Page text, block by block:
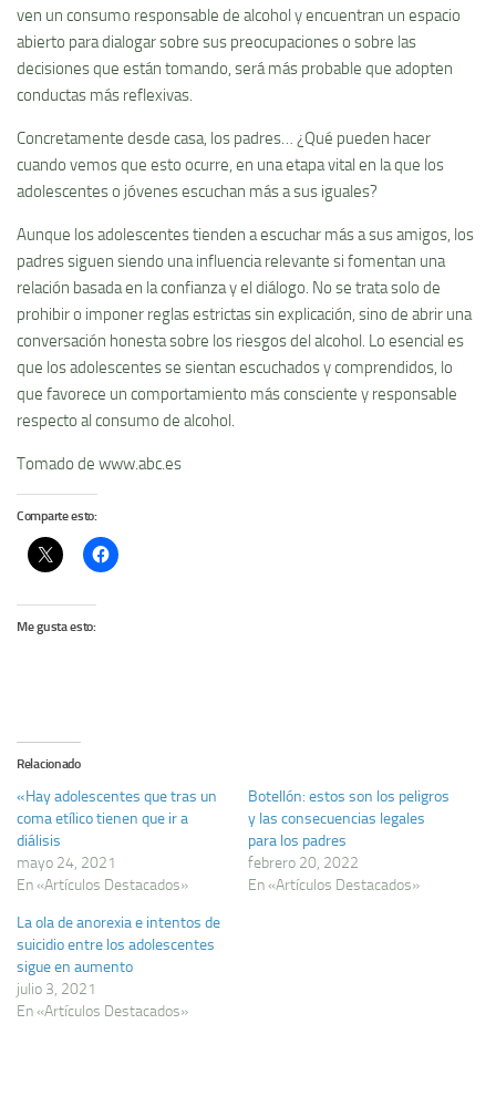
ven un consumo responsable de alcohol y encuentran un espacio
abierto para dialogar sobre sus preocupaciones o sobre las
decisiones que están tomando, será más probable que adopten
conductas más reflexivas.
Concretamente desde casa, los padres… ¿Qué pueden hacer
cuando vemos que esto ocurre, en una etapa vital en la que los
adolescentes o jóvenes escuchan más a sus iguales?
Aunque los adolescentes tienden a escuchar más a sus amigos, los
padres siguen siendo una influencia relevante si fomentan una
relación basada en la confianza y el diálogo. No se trata solo de
prohibir o imponer reglas estrictas sin explicación, sino de abrir una
conversación honesta sobre los riesgos del alcohol. Lo esencial es
que los adolescentes se sientan escuchados y comprendidos, lo
que favorece un comportamiento más consciente y responsable
respecto al consumo de alcohol.
Tomado de www.abc.es
Comparte esto:
Me gusta esto:
Relacionado
«Hay adolescentes que tras un
coma etílico tienen que ir a
diálisis
mayo 24, 2021
En «Artículos Destacados»
Botellón: estos son los peligros
y las consecuencias legales
para los padres
febrero 20, 2022
En «Artículos Destacados»
La ola de anorexia e intentos de
suicidio entre los adolescentes
sigue en aumento
julio 3, 2021
En «Artículos Destacados»